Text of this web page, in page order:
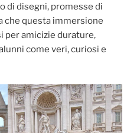
di disegni, promesse di
che questa immersione
per amicizie durature,
come veri, curiosi e